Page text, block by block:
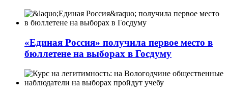
«Единая Россия» получила первое место в
бюллетене на выборах в Госдуму